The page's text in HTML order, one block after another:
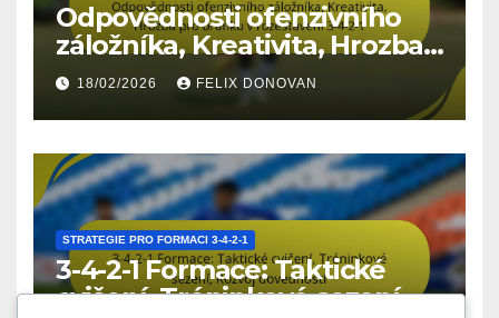
Odpovědnosti ofenzivního
záložníka, Kreativita, Hrozba
pro branku v rozestavení 3-4-
2-1
18/02/2026 FELIX DONOVAN
STRATEGIE PRO FORMACI 3-4-2-1
3-4-2-1 Formace: Taktické
cvičení, Tréninkové sezení,